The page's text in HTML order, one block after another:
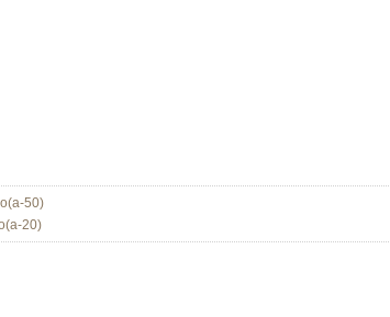
50)
20)